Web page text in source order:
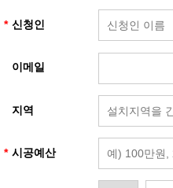
신청인
이메일
지역
시공예산